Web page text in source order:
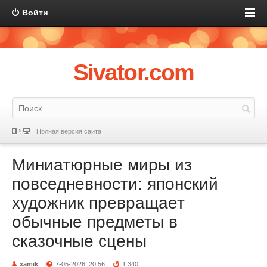
Войти
Sivator.com
Полная версия сайта
Миниатюрные миры из
повседневности: японский
художник превращает
обычные предметы в
сказочные сцены
xamik 7-05-2026, 20:56 1 340